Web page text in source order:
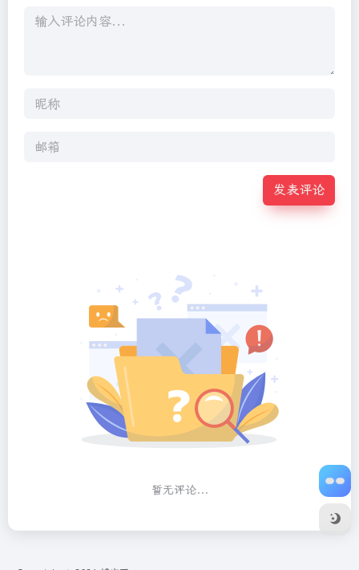
发表评论
暂无评论...